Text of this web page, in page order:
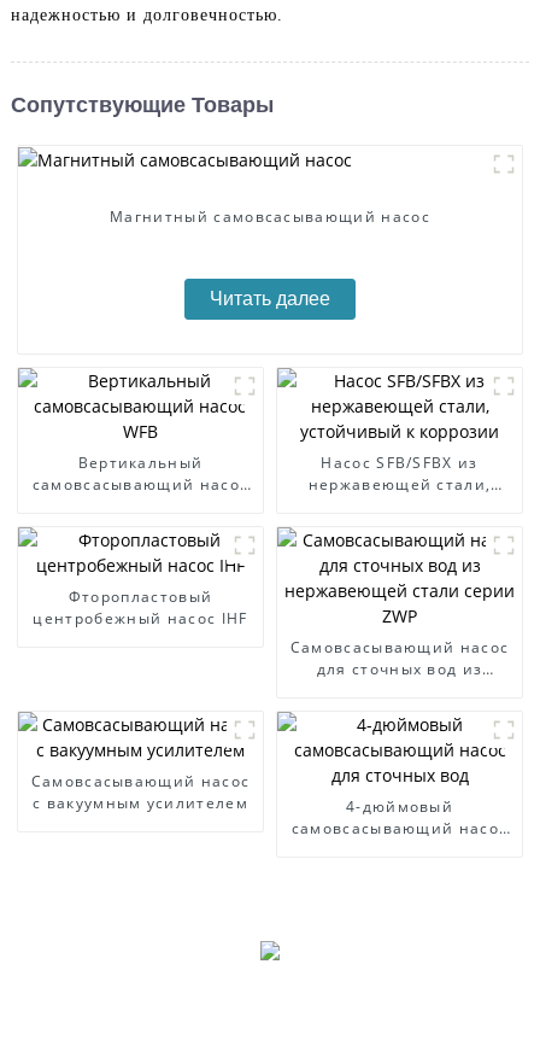
надежностью и долговечностью.
Сопутствующие Товары
Магнитный самовсасывающий насос
Читать далее
Вертикальный
самовсасывающий насос
Насос SFB/SFBX из
нержавеющей стали,
Фторопластовый
центробежный насос IHF
Самовсасывающий насос
для сточных вод из
Самовсасывающий насос
с вакуумным усилителем
4-дюймовый
самовсасывающий насос